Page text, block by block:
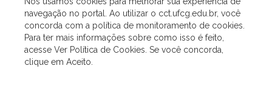
ASSUNTOS
ACESSO À INFORMAÇÃO
navegação no portal. Ao utilizar o cct.ufcg.edu.br, você
concorda com a política de monitoramento de cookies.
Para ter mais informações sobre como isso é feito,
acesse Ver Política de Cookies. Se você concorda,
clique em Aceito.